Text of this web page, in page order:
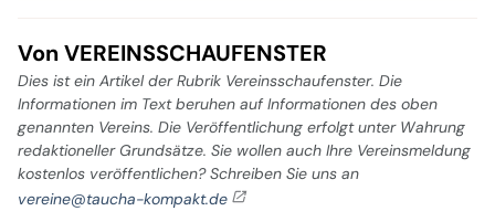
Von VEREINSSCHAUFENSTER
Dies ist ein Artikel der Rubrik Vereinsschaufenster. Die
Informationen im Text beruhen auf Informationen des oben
genannten Vereins. Die Veröffentlichung erfolgt unter Wahrung
redaktioneller Grundsätze. Sie wollen auch Ihre Vereinsmeldung
kostenlos veröffentlichen? Schreiben Sie uns an
vereine@taucha-kompakt.de